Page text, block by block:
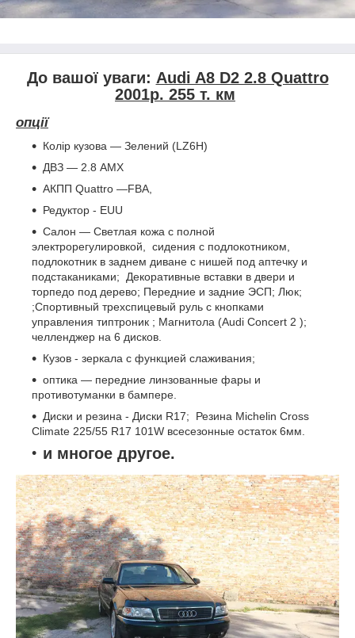
До вашої уваги: Audi A8 D2 2.8 Quattro
2001р. 255 т. км
опції
Колір кузова ― Зелений (LZ6H)
ДВЗ ― 2.8 AMX
АКПП Quattro ―FBA,
Редуктор - EUU
Салон ― Светлая кожа с полной
электрорегулировкой, сидения с подлокотником,
подлокотник в заднем диване с нишей под аптечку и
подстаканиками; Декоративные вставки в двери и
торпедо под дерево; Передние и задние ЭСП; Люк;
;Спортивный трехспицевый руль с кнопками
управления типтроник ; Магнитола (Audi Concert 2 );
челленджер на 6 дисков.
Кузов - зеркала с функцией слаживания;
оптика ― передние линзованные фары и
противотуманки в бампере.
Диски и резина - Диски R17; Резина Michelin Cross
Climate 225/55 R17 101W всесезонные остаток 6мм.
и многое другое.